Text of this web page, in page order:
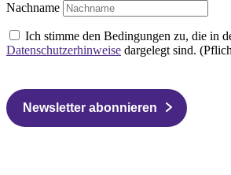
Nachname
Ich stimme den Bedingungen zu, die in
Datenschutzerhinweise dargelegt sind.
Newsletter abonnieren